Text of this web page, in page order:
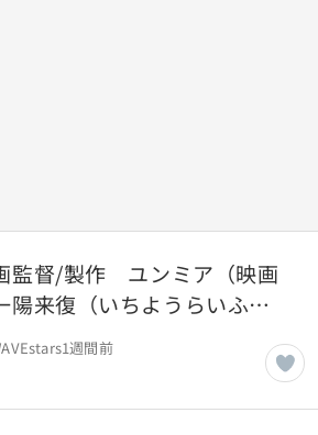
監督/製作 ユンミア（映画
陽来復（いちようらいふ
Life Goes On』）
アーカイブ｜2018年
1週間前